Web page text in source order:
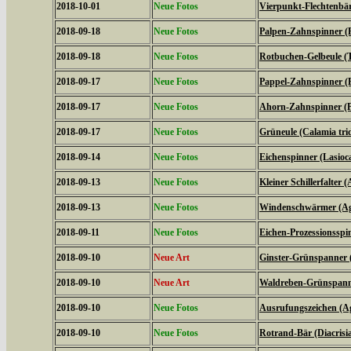
2018-10-01 Neue Fotos Vierpunkt-
2018-09-18 Neue Fotos Palpen-Zahnspinner
2018-09-18 Neue Fotos Rotbuchen-Gelbeule
2018-09-17 Neue Fotos Pappel-Zahnspinner
2018-09-17 Neue Fotos Ahorn-Zahnspinner
2018-09-17 Neue Fotos Grüneule (Calamia
2018-09-14 Neue Fotos Eichenspinner
2018-09-13 Neue Fotos Kleiner Schillerfalter
2018-09-13 Neue Fotos Windenschwärmer
2018-09-11 Neue Fotos Eichen-
2018-09-10 Neue Art Ginster-Grünspanner
2018-09-10 Neue Art Waldreben-
2018-09-10 Neue Fotos Ausrufungszeichen
2018-09-10 Neue Fotos Rotrand-Bär